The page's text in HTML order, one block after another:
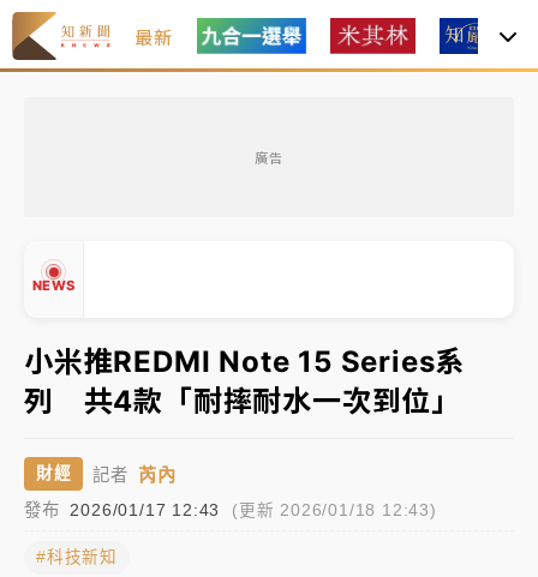
最新
廣告
NEWS
處置制度大變革！ 證交所今起縮短股票「關禁閉」天
數與撮合時間
才續任就飛美國大學面試 清大校長高為元致歉：機會
到來時引起我的好奇
白海豚颱風解除海警 西南風來了！4縣市大雨特報、各
分析｜
7月營收甫首破單月9000億元下半年續旺指
標？ 鴻海本週法說法人關注的四大重點
小米推REDMI Note 15 Series系
列 共4款「耐摔耐水一次到位」
財經 記者 芮內
發布 2026/01/17 12:43 (更新 2026/01/18 12:43)
#科技新知